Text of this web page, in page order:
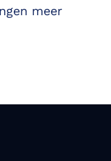
meer